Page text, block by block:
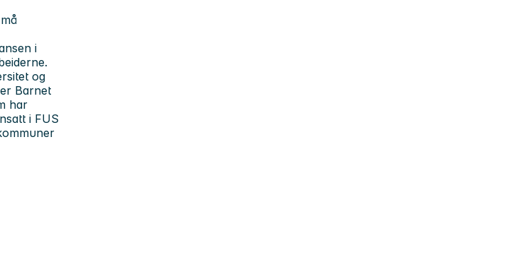
i
og
Barnet
har
i FUS